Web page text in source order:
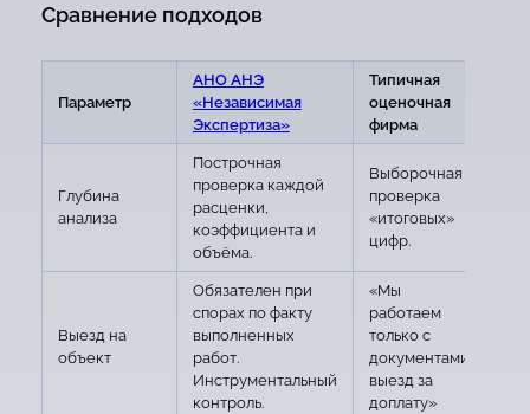
Сравнение подходов
Параметр
АНО АНЭ
«Независимая
Экспертиза»
Типичная
оценочная
фирма
Глубина
анализа
Построчная
проверка каждой
расценки,
коэффициента и
объёма.
Выборочная
проверка
«итоговых»
цифр.
Выезд на
объект
Обязателен при
спорах по факту
выполненных
работ.
Инструментальный
контроль.
«Мы
работаем
только с
документами,
выезд за
доплату»